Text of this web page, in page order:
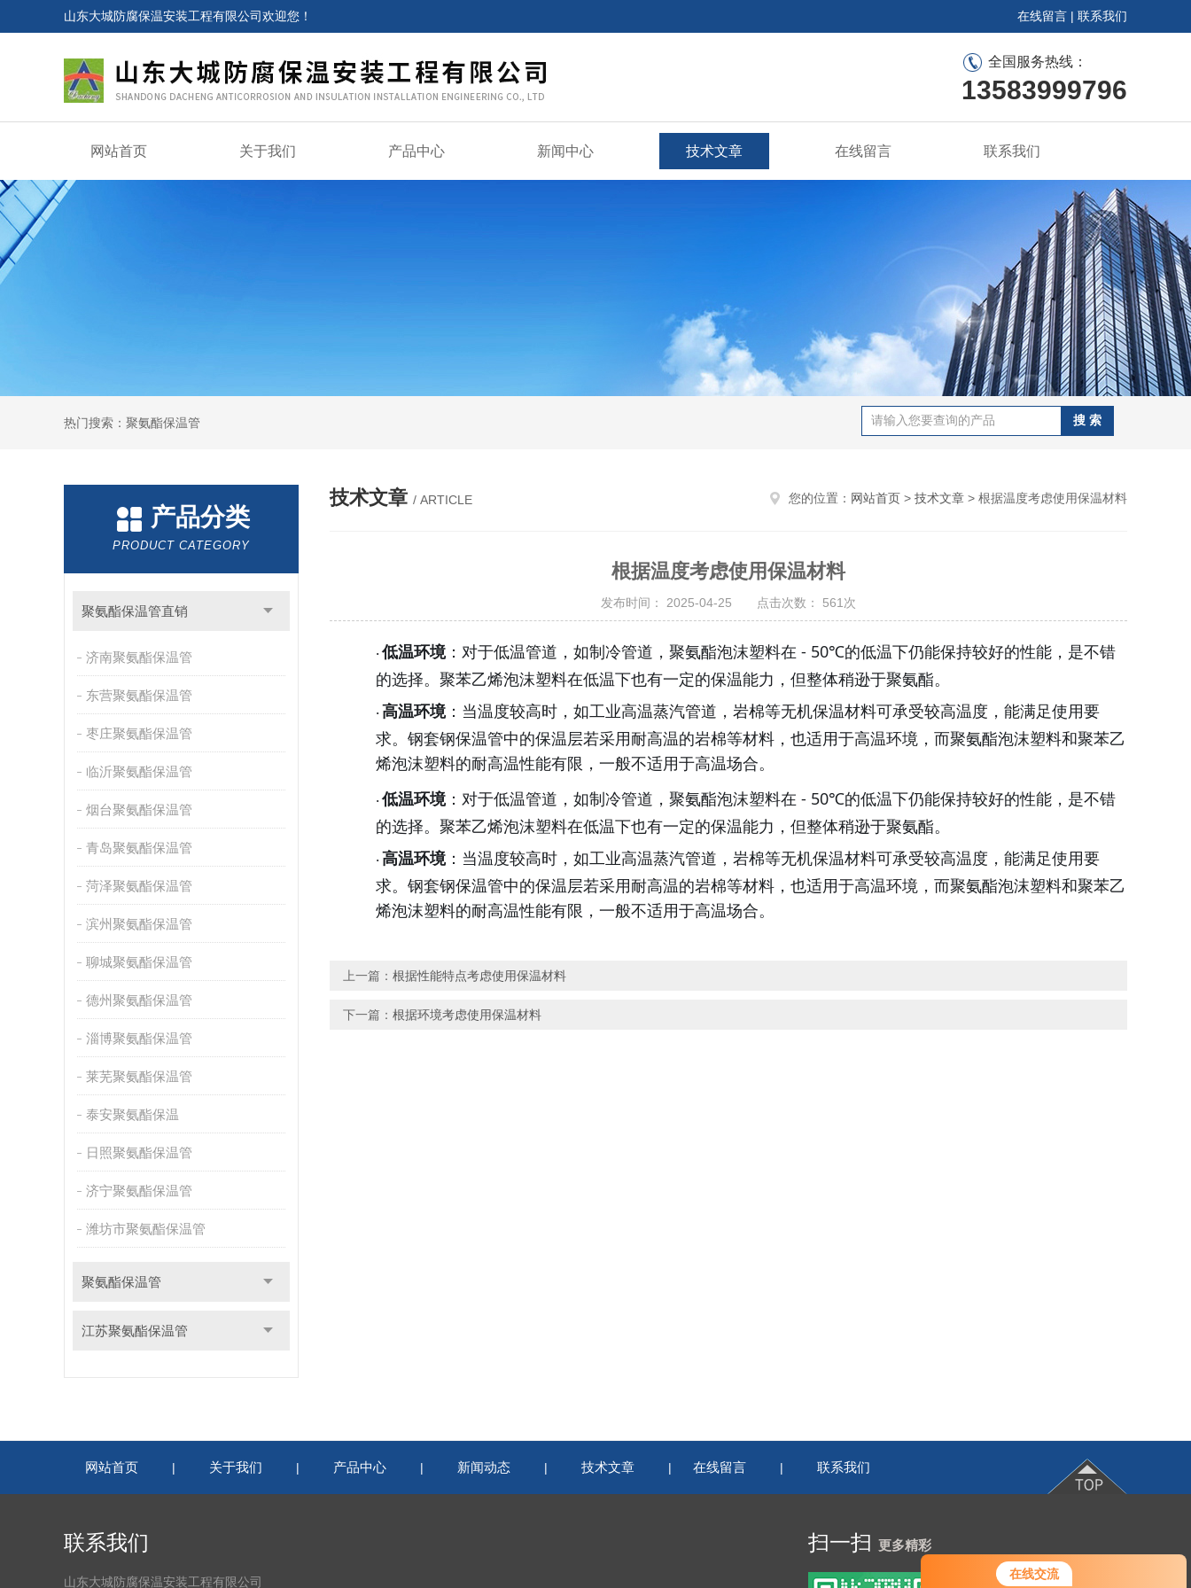
在线交流
山东大城防腐保温安装工程有限公司欢迎您！ 在线留言 | 联系我们
全国服务热线：
13583999796
网站首页 关于我们 产品中心 新闻中心 技术文章 在线留言 联系我们
热门搜索：聚氨酯保温管
产品分类
PRODUCT CATEGORY
聚氨酯保温管直销
济南聚氨酯保温管
东营聚氨酯保温管
枣庄聚氨酯保温管
临沂聚氨酯保温管
烟台聚氨酯保温管
青岛聚氨酯保温管
菏泽聚氨酯保温管
滨州聚氨酯保温管
聊城聚氨酯保温管
德州聚氨酯保温管
淄博聚氨酯保温管
莱芜聚氨酯保温管
泰安聚氨酯保温
日照聚氨酯保温管
济宁聚氨酯保温管
潍坊市聚氨酯保温管
聚氨酯保温管
江苏聚氨酯保温管
技术文章 / ARTICLE 您的位置： 网站首页 > 技术文章 > 根据温度考虑使用保温材料
根据温度考虑使用保温材料
发布时间： 2025-04-25 点击次数： 561次
· 低温环境 ：对于低温管道，如制冷管道，聚氨酯泡沫塑料在 - 50℃的低温下仍能保持较好的性能，是不错
的选择。聚苯乙烯泡沫塑料在低温下也有一定的保温能力，但整体稍逊于聚氨酯。
· 高温环境 ：当温度较高时，如工业高温蒸汽管道，岩棉等无机保温材料可承受较高温度，能满足使用要
求。钢套钢保温管中的保温层若采用耐高温的岩棉等材料，也适用于高温环境，而聚氨酯泡沫塑料和聚苯乙
烯泡沫塑料的耐高温性能有限，一般不适用于高温场合。
· 低温环境 ：对于低温管道，如制冷管道，聚氨酯泡沫塑料在 - 50℃的低温下仍能保持较好的性能，是不错
的选择。聚苯乙烯泡沫塑料在低温下也有一定的保温能力，但整体稍逊于聚氨酯。
· 高温环境 ：当温度较高时，如工业高温蒸汽管道，岩棉等无机保温材料可承受较高温度，能满足使用要
求。钢套钢保温管中的保温层若采用耐高温的岩棉等材料，也适用于高温环境，而聚氨酯泡沫塑料和聚苯乙
烯泡沫塑料的耐高温性能有限，一般不适用于高温场合。
上一篇： 根据性能特点考虑使用保温材料
下一篇： 根据环境考虑使用保温材料
网站首页 | 关于我们 | 产品中心 | 新闻动态 | 技术文章 | 在线留言 | 联系我们
联系我们
山东大城防腐保温安装工程有限公司
扫一扫 更多精彩